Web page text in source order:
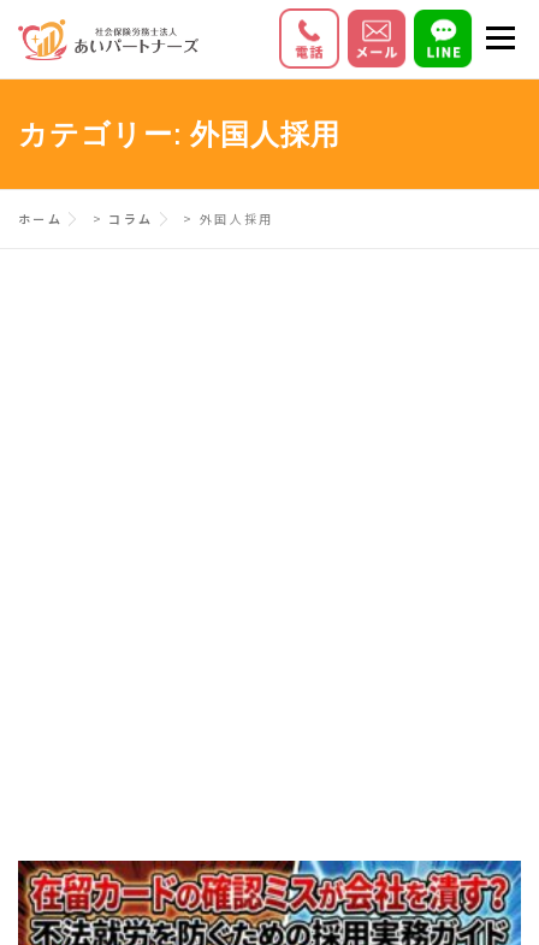
テ
ツ
へ
ス
メニ
カテゴリー: 外国人採用
ホーム > コラム > 外国人採用